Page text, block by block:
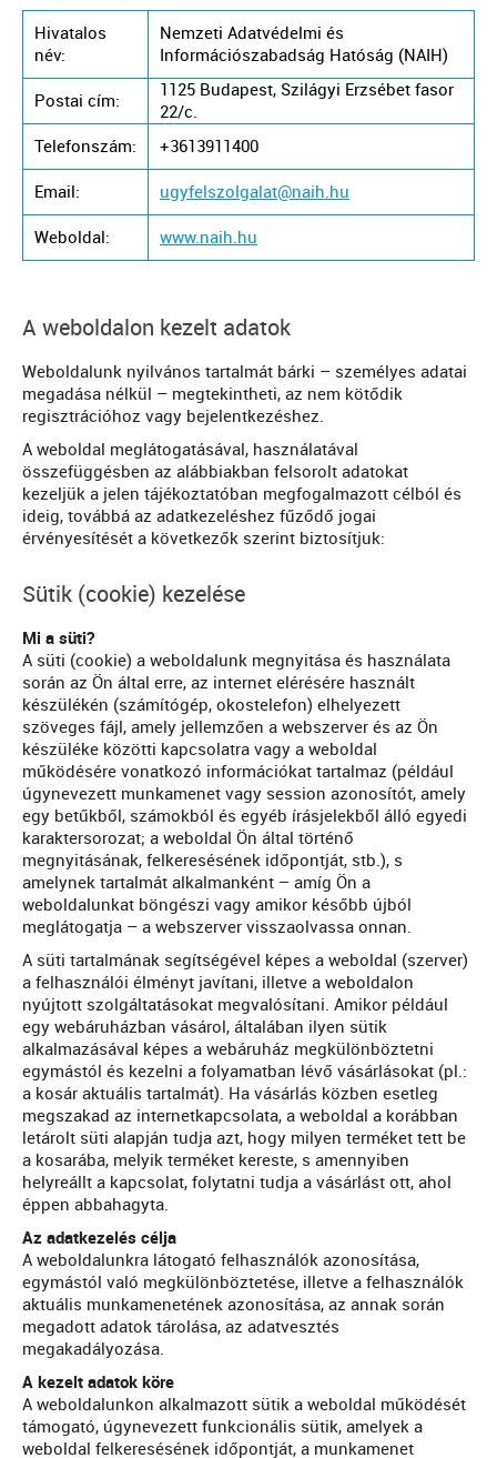
Hivatalos
név:
Nemzeti Adatvédelmi és
Információszabadság Hatóság (NAIH)
Postai cím:
1125 Budapest, Szilágyi Erzsébet fasor
22/c.
Telefonszám:
+3613911400
Email: ugyfelszolgalat@naih.hu
Weboldal: www.naih.hu
A weboldalon kezelt adatok
Weboldalunk nyilvános tartalmát bárki – személyes adatai
megadása nélkül – megtekintheti, az nem kötődik
regisztrációhoz vagy bejelentkezéshez.
A weboldal meglátogatásával, használatával
összefüggésben az alábbiakban felsorolt adatokat
kezeljük a jelen tájékoztatóban megfogalmazott célból és
ideig, továbbá az adatkezeléshez fűződő jogai
érvényesítését a következők szerint biztosítjuk:
Sütik (cookie) kezelése
Mi a süti?
A süti (cookie) a weboldalunk megnyitása és használata
során az Ön által erre, az internet elérésére használt
készülékén (számítógép, okostelefon) elhelyezett
szöveges fájl, amely jellemzően a webszerver és az Ön
készüléke közötti kapcsolatra vagy a weboldal
működésére vonatkozó információkat tartalmaz (például
úgynevezett munkamenet vagy session azonosítót, amely
egy betűkből, számokból és egyéb írásjelekből álló egyedi
karaktersorozat; a weboldal Ön által történő
megnyitásának, felkeresésének időpontját, stb.), s
amelynek tartalmát alkalmanként – amíg Ön a
weboldalunkat böngészi vagy amikor később újból
meglátogatja – a webszerver visszaolvassa onnan.
A süti tartalmának segítségével képes a weboldal (szerver)
a felhasználói élményt javítani, illetve a weboldalon
nyújtott szolgáltatásokat megvalósítani. Amikor például
egy webáruházban vásárol, általában ilyen sütik
alkalmazásával képes a webáruház megkülönböztetni
egymástól és kezelni a folyamatban lévő vásárlásokat (pl.:
a kosár aktuális tartalmát). Ha vásárlás közben esetleg
megszakad az internetkapcsolata, a weboldal a korábban
letárolt süti alapján tudja azt, hogy milyen terméket tett be
a kosarába, melyik terméket kereste, s amennyiben
helyreállt a kapcsolat, folytatni tudja a vásárlást ott, ahol
éppen abbahagyta.
Az adatkezelés célja
A weboldalunkra látogató felhasználók azonosítása,
egymástól való megkülönböztetése, illetve a felhasználók
aktuális munkamenetének azonosítása, az annak során
megadott adatok tárolása, az adatvesztés
megakadályozása.
A kezelt adatok köre
A weboldalunkon alkalmazott sütik a weboldal működését
támogató, úgynevezett funkcionális sütik, amelyek a
weboldal felkeresésének időpontját, a munkamenet